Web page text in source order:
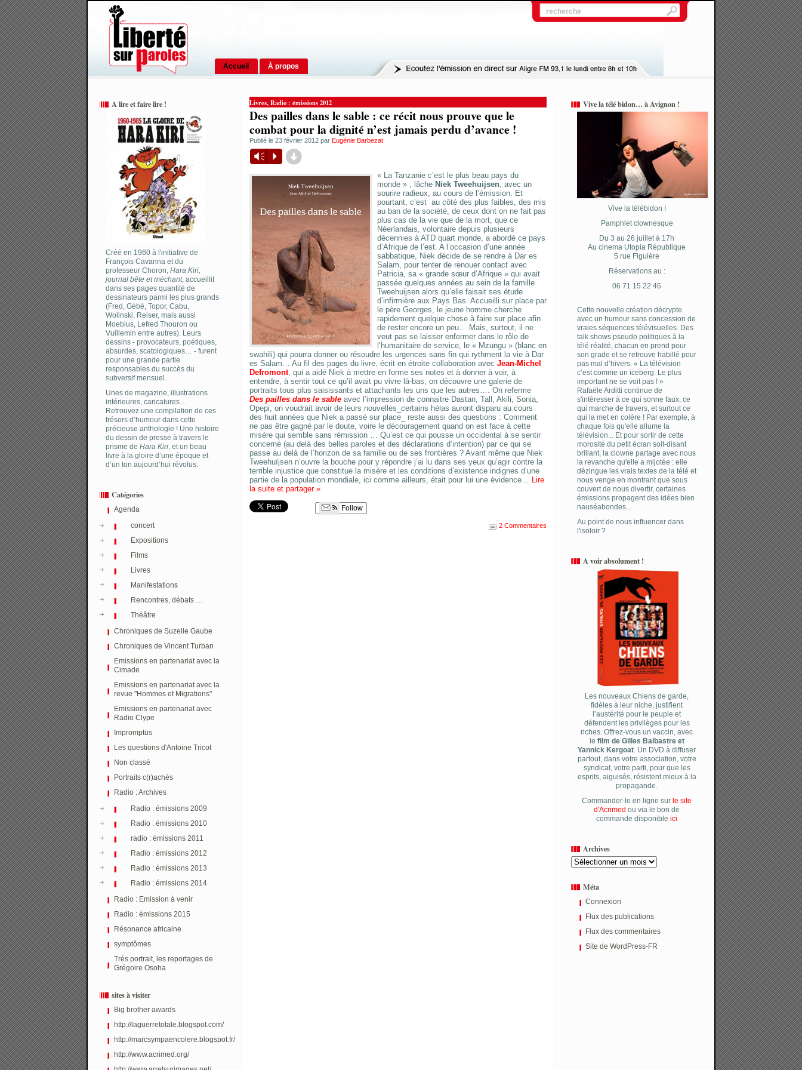
Accueil À propos
A lire et faire lire !
Créé en 1960 à l'initiative de
François Cavanna et du
professeur Choron, Hara Kiri,
journal bête et méchant, accueillit
dans ses pages quantité de
dessinateurs parmi les plus grands
(Fred, Gébé, Topor, Cabu,
Wolinski, Reiser, mais aussi
Moebius, Lefred Thouron ou
Vuillemin entre autres). Leurs
dessins - provocateurs, poétiques,
absurdes, scatologiques… - furent
pour une grande partie
responsables du succès du
subversif mensuel.
Unes de magazine, illustrations
intérieures, caricatures…
Retrouvez une compilation de ces
trésors d’humour dans cette
précieuse anthologie ! Une histoire
du dessin de presse à travers le
prisme de Hara Kiri, et un beau
livre à la gloire d’une époque et
d’un ton aujourd’hui révolus.
Catégories
Agenda
concert
Expositions
Films
Livres
Manifestations
Rencontres, débats …
Théâtre
Chroniques de Suzelle Gaube
Chroniques de Vincent Turban
Emissions en partenariat avec la
Cimade
Emissions en partenariat avec la
revue "Hommes et Migrations"
Emissions en partenariat avec
Radio Clype
Impromptus
Les questions d'Antoine Tricot
Non classé
Portraits c(r)achés
Radio : Archives
Radio : émissions 2009
Radio : émissions 2010
radio : émissions 2011
Radio : émissions 2012
Radio : émissions 2013
Radio : émissions 2014
Radio : Emission à venir
Radio : émissions 2015
Résonance africaine
symptômes
Très portrait, les reportages de
Grégoire Osoha
sites à visiter
Big brother awards
http://laguerretotale.blogspot.com/
http://marcsympaencolere.blogspot.fr/
http://www.acrimed.org/
Vive la télé bidon… à Avignon !
Vive la télébidon !
Pamphlet clownesque
Du 3 au 26 juillet à 17h
Au cinema Utopia République
5 rue Figuière
Réservations au :
06 71 15 22 46
Cette nouvelle création décrypte
avec un humour sans concession de
vraies séquences télévisuelles. Des
talk shows pseudo politiques à la
télé réalité, chacun en prend pour
son grade et se retrouve habillé pour
pas mal d’hivers. « La télévision
c’est comme un iceberg. Le plus
important ne se voit pas ! »
Rafaële Arditti continue de
s'intéresser à ce qui sonne faux, ce
qui marche de travers, et surtout ce
qui la met en colère ! Par exemple, à
chaque fois qu'elle allume la
télévision... Et pour sortir de cette
morosité du petit écran soit-disant
brillant, la clowne partage avec nous
la revanche qu'elle a mijotée : elle
dézingue les vrais textes de la télé et
nous venge en montrant que sous
couvert de nous divertir, certaines
émissions propagent des idées bien
nauséabondes...
Au point de nous influencer dans
l'isoloir ?
A voir absolument !
Les nouveaux Chiens de garde,
fidèles à leur niche, justifient
l’austérité pour le peuple et
défendent les privilèges pour les
riches. Offrez-vous un vaccin, avec
le film de Gilles Balbastre et
Yannick Kergoat. Un DVD à diffuser
partout, dans votre association, votre
syndicat, votre parti, pour que les
esprits, aiguisés, résistent mieux à la
propagande.
Commander-le en ligne sur le site
d'Acrimed ou via le bon de
commande disponible ici
Archives
Archives
Méta
Connexion
Flux des publications
Flux des commentaires
Site de WordPress-FR
Livres,Radio : émissions 2012
Des pailles dans le sable : ce récit nous prouve que le
combat pour la dignité n’est jamais perdu d’avance !
Publié le 23 février 2012 par Eugénie Barbezat
Vm P d
« La Tanzanie c’est le plus beau pays du
monde » , lâche Niek Tweehuijsen, avec un
sourire radieux, au cours de l’émission. Et
pourtant, c’est au côté des plus faibles, des mis
au ban de la société, de ceux dont on ne fait pas
plus cas de la vie que de la mort, que ce
Néerlandais, volontaire depuis plusieurs
décennies à ATD quart monde, a abordé ce pays
d’Afrique de l’est. A l’occasion d’une année
sabbatique, Niek décide de se rendre à Dar es
Salam, pour tenter de renouer contact avec
Patricia, sa « grande sœur d’Afrique » qui avait
passée quelques années au sein de la famille
Tweehuijsen alors qu’elle faisait ses étude
d’infirmière aux Pays Bas. Accueilli sur place par
le père Georges, le jeune homme cherche
rapidement quelque chose à faire sur place afin
de rester encore un peu… Mais, surtout, il ne
veut pas se laisser enfermer dans le rôle de
l’humanitaire de service, le « Mzungu » (blanc en
swahili) qui pourra donner ou résoudre les urgences sans fin qui rythment la vie à Dar
es Salam… Au fil des pages du livre, écrit en étroite collaboration avec Jean-Michel
Defromont, qui a aidé Niek à mettre en forme ses notes et à donner à voir, à
entendre, à sentir tout ce qu’il avait pu vivre là-bas, on découvre une galerie de
portraits tous plus saisissants et attachants les uns que les autres…. On referme
Des pailles dans le sable avec l’impression de connaitre Dastan, Tall, Akili, Sonia,
Opepi, on voudrait avoir de leurs nouvelles_certains hélas auront disparu au cours
des huit années que Niek a passé sur place_ reste aussi des questions : Comment
ne pas être gagné par le doute, voire le découragement quand on est face à cette
misère qui semble sans rémission … Qu’est ce qui pousse un occidental à se sentir
concerné (au delà des belles paroles et des déclarations d’intention) par ce qui se
passe au delà de l’horizon de sa famille ou de ses frontières ? Avant même que Niek
Tweehuïjsen n’ouvre la bouche pour y répondre j’ai lu dans ses yeux qu’agir contre la
terrible injustice que constitue la misère et les conditions d’existence indignes d’une
partie de la population mondiale, ici comme ailleurs, était pour lui une évidence… Lire
la suite et partager »
Follow
2 Commentaires